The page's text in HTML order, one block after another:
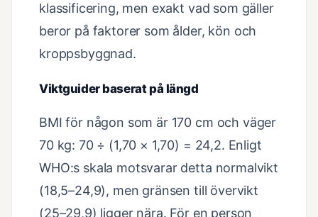
klassificering, men exakt vad som gäller
beror på faktorer som ålder, kön och
kroppsbyggnad.
Viktguider baserat på längd
BMI för någon som är 170 cm och väger
70 kg: 70 ÷ (1,70 × 1,70) = 24,2. Enligt
WHO:s skala motsvarar detta normalvikt
(18,5–24,9), men gränsen till övervikt
(25–29,9) ligger nära. För en person